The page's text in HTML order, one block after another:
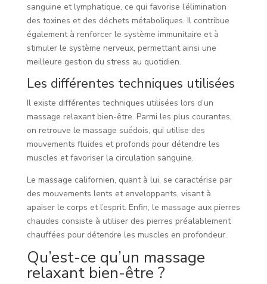
sanguine et lymphatique, ce qui favorise l’élimination
des toxines et des déchets métaboliques. Il contribue
également à renforcer le système immunitaire et à
stimuler le système nerveux, permettant ainsi une
meilleure gestion du stress au quotidien.
Les différentes techniques utilisées
Il existe différentes techniques utilisées lors d’un
massage relaxant bien-être. Parmi les plus courantes,
on retrouve le massage suédois, qui utilise des
mouvements fluides et profonds pour détendre les
muscles et favoriser la circulation sanguine.
Le massage californien, quant à lui, se caractérise par
des mouvements lents et enveloppants, visant à
apaiser le corps et l’esprit. Enfin, le massage aux pierres
chaudes consiste à utiliser des pierres préalablement
chauffées pour détendre les muscles en profondeur.
Qu’est-ce qu’un massage
relaxant bien-être ?